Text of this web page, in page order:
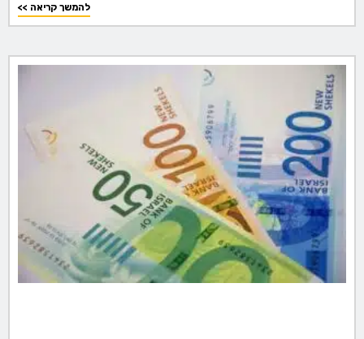
<< להמשך קריאה